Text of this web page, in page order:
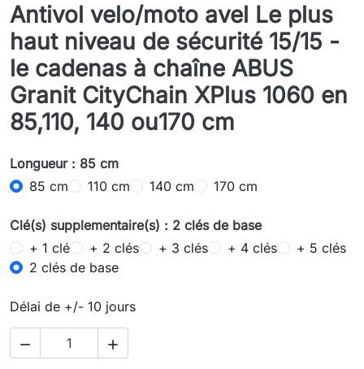
Antivol velo/moto avel Le plus
haut niveau de sécurité 15/15 -
le cadenas à chaîne ABUS
Granit CityChain XPlus 1060 en
85,110, 140 ou170 cm
Longueur : 85 cm
85 cm
110 cm 140 cm 170 cm
Clé(s) supplementaire(s) : 2 clés de base
+ 1 clé
+ 2 clés + 3 clés + 4 clés
+ 5 clés
2 clés de base
Délai de +/- 10 jours
 